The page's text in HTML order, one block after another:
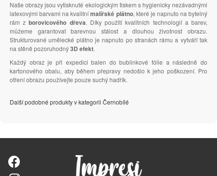
Naše obrazy jsou vytisknuté ekologickým tiskem s hygienicky nezávadnými
latexovými barvami na kvalitnímalířské plátno, které je napnuto na bytelný
rám zborovicového dřeva. Díky použití kvalitních technologií a barev,
můžeme garantovat barevnou stálost a dlouhou životnost obrazu.
Strukturované umělecké plátno je napnuto po stranách rámu a vytváří tak
na stěně pozoruhodný3D efekt.
Každý obraz je při expedici balen do bublinkové fólie a následně do
kartonového obalu, aby během přepravy nedošlo k jeho poškození. Pro
otření obrazu používejte pouze suchý hadřík.
Další podobné produkty v kategorii Černobílé